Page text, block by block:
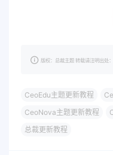
版权：总裁主题 转载请注明出
CeoEdu主题更新教程
CeoNova主题更新教程
总裁更新教程